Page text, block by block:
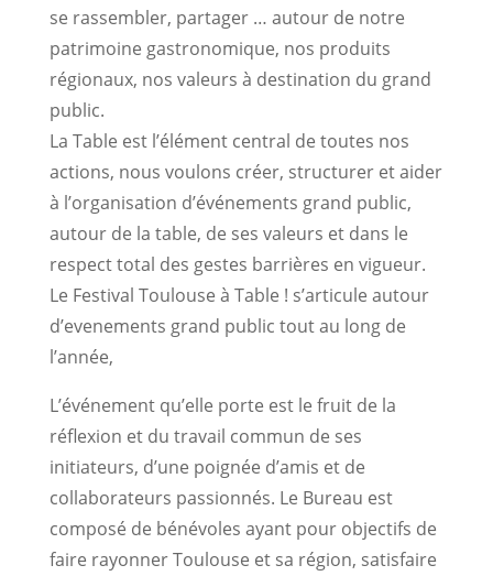
se rassembler, partager … autour de notre
patrimoine gastronomique, nos produits
régionaux, nos valeurs à destination du grand
public.
La Table est l’élément central de toutes nos
actions, nous voulons créer, structurer et aider
à l’organisation d’événements grand public,
autour de la table, de ses valeurs et dans le
respect total des gestes barrières en vigueur.
Le Festival Toulouse à Table ! s’articule autour
d’evenements grand public tout au long de
l’année,
L’événement qu’elle porte est le fruit de la
réflexion et du travail commun de ses
initiateurs, d’une poignée d’amis et de
collaborateurs passionnés. Le Bureau est
composé de bénévoles ayant pour objectifs de
faire rayonner Toulouse et sa région, satisfaire